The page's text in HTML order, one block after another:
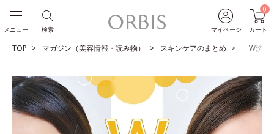
マイページ
0
カート
検索
メニュー
TOP マガジン（美容情報・読み物） スキンケアのまとめ 「W洗